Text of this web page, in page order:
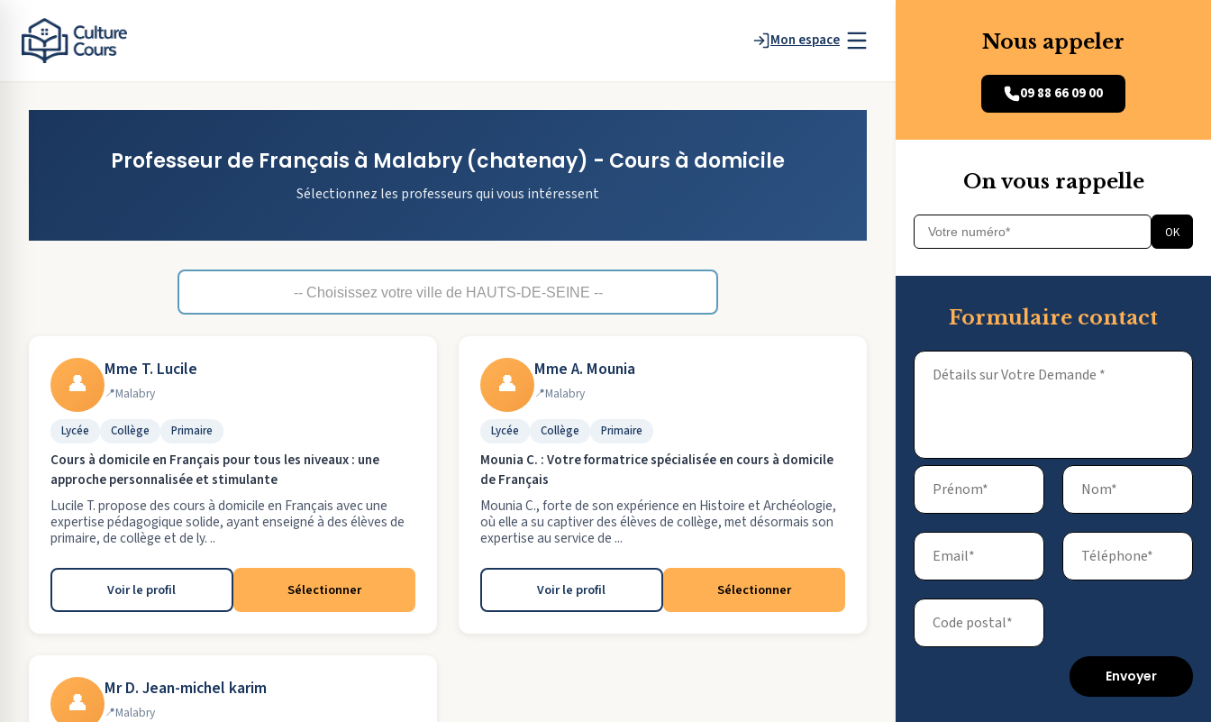
Mon espace
Professeur de Français à Malabry (chatenay) - Cours à domicile
Sélectionnez les professeurs qui vous intéressent
👤 Mme T. Lucile
Malabry
Lycée Collège Primaire
Cours à domicile en Français pour tous les niveaux : une
approche personnalisée et stimulante
Lucile T. propose des cours à domicile en Français avec une
expertise pédagogique solide, ayant enseigné à des élèves de
primaire, de collège et de ly. ..
Voir le profil Sélectionner
👤 Mme A. Mounia
Malabry
Lycée Collège Primaire
Mounia C. : Votre formatrice spécialisée en cours à domicile
de Français
Mounia C., forte de son expérience en Histoire et Archéologie,
où elle a su captiver des élèves de collège, met désormais son
expertise au service de ...
Voir le profil Sélectionner
👤 Mr D. Jean-michel karim
Malabry
Nous appeler
09 88 66 09 00
On vous rappelle
OK
Formulaire contact
Envoyer